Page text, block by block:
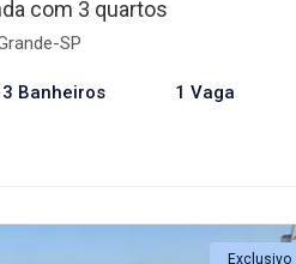
com 3 quartos
SP
3 Banheiros 1 Vaga
Exclusivo